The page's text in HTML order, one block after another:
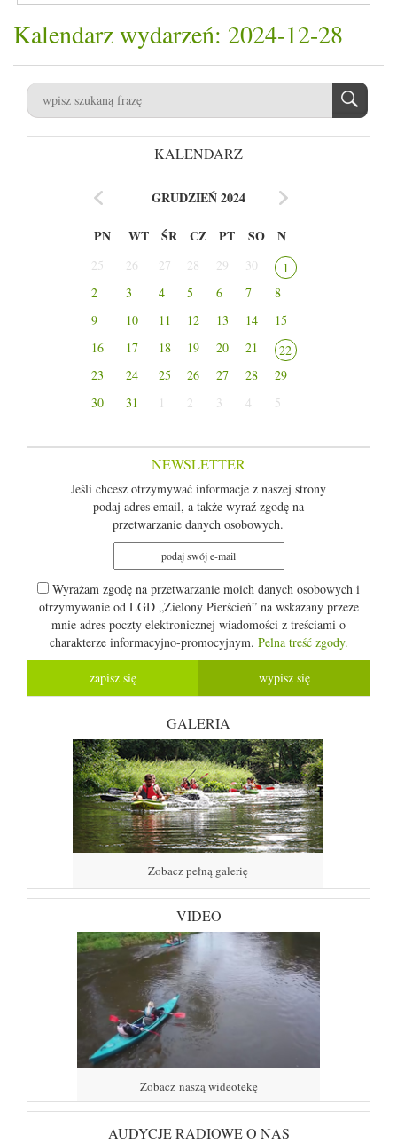
Kalendarz wydarzeń: 2024-12-28
KALENDARZ
GRUDZIEŃ 2024
PN WT ŚR CZ PT SO N
25 26 27 28 29 30
1
2
3 4 5 6 7
8
9
10 11 12 13 14
15
16
17 18 19 20 21
22
23
24 25 26 27 28
29
30
31 1 2 3 4 5
NEWSLETTER
Jeśli chcesz otrzymywać informacje z naszej strony
podaj adres email, a także wyraź zgodę na
przetwarzanie danych osobowych.
Wyrażam zgodę na przetwarzanie moich danych osobowych i
otrzymywanie od LGD „Zielony Pierścień” na wskazany przeze
mnie adres poczty elektronicznej wiadomości z treściami o
charakterze informacyjno-promocyjnym. Pelna treść zgody.
GALERIA
Zobacz pełną galerię
VIDEO
Zobacz naszą wideotekę
AUDYCJE RADIOWE O NAS